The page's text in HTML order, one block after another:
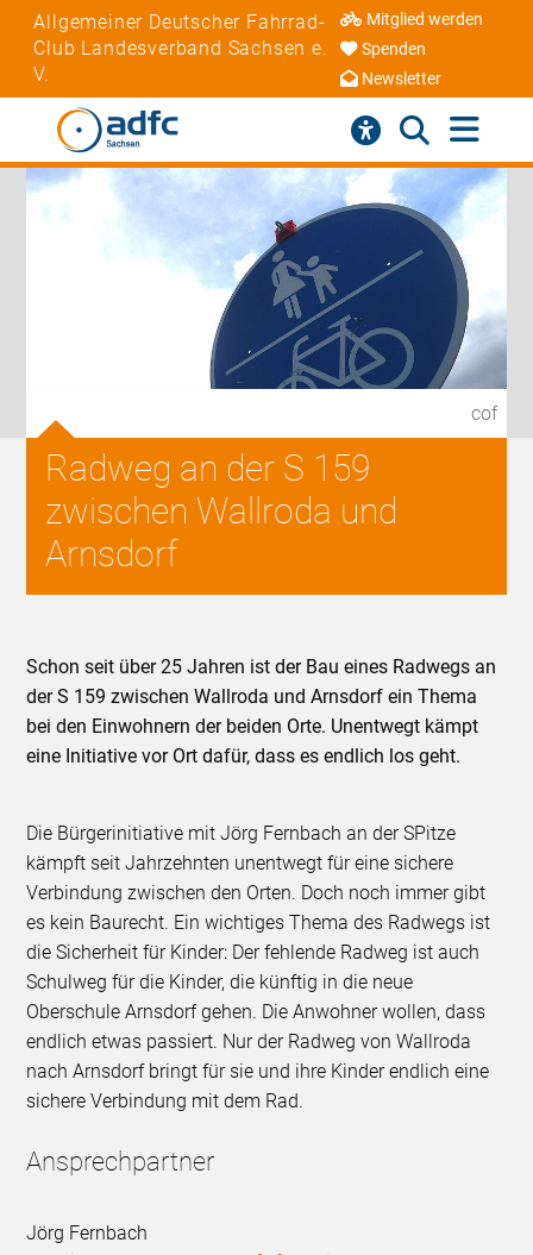
Allgemeiner Deutscher Fahrrad-
Club Landesverband Sachsen e.
V.
Mitglied werden
Spenden
Newsletter
cof
Radweg an der S 159
zwischen Wallroda und
Arnsdorf
Schon seit über 25 Jahren ist der Bau eines Radwegs an
der S 159 zwischen Wallroda und Arnsdorf ein Thema
bei den Einwohnern der beiden Orte. Unentwegt kämpt
eine Initiative vor Ort dafür, dass es endlich los geht.
Die Bürgerinitiative mit Jörg Fernbach an der SPitze
kämpft seit Jahrzehnten unentwegt für eine sichere
Verbindung zwischen den Orten. Doch noch immer gibt
es kein Baurecht. Ein wichtiges Thema des Radwegs ist
die Sicherheit für Kinder: Der fehlende Radweg ist auch
Schulweg für die Kinder, die künftig in die neue
Oberschule Arnsdorf gehen. Die Anwohner wollen, dass
endlich etwas passiert. Nur der Radweg von Wallroda
nach Arnsdorf bringt für sie und ihre Kinder endlich eine
sichere Verbindung mit dem Rad.
Ansprechpartner
Jörg Fernbach